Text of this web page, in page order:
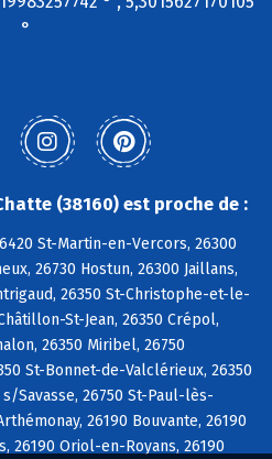
°
(38160) est proche de :
St-Martin-en-Vercors, 26300
26730 Hostun, 26300 Jaillans,
26350 St-Christophe-et-le-
St-Jean, 26350 Crépol,
26350 Miribel, 26750
St-Bonnet-de-Valclérieux, 26350
Savasse, 26750 St-Paul-lès-
26190 Bouvante, 26190
26190 Oriol-en-Royans, 26190